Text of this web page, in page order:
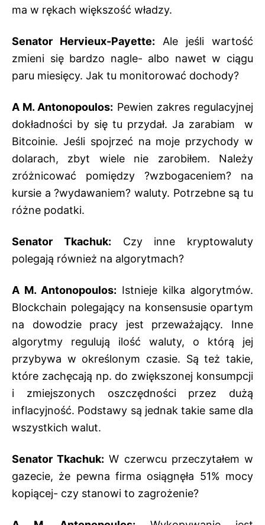
ma w rękach większość władzy.
Senator Hervieux-Payette: Ale jeśli wartość
zmieni się bardzo nagle- albo nawet w ciągu
paru miesięcy. Jak tu monitorować dochody?
A M. Antonopoulos: Pewien zakres regulacyjnej
dokładności by się tu przydał. Ja zarabiam w
Bitcoinie. Jeśli spojrzeć na moje przychody w
dolarach, zbyt wiele nie zarobiłem. Należy
zróżnicować pomiędzy ?wzbogaceniem? na
kursie a ?wydawaniem? waluty. Potrzebne są tu
różne podatki.
Senator Tkachuk: Czy inne kryptowaluty
polegają również na algorytmach?
A M. Antonopoulos: Istnieje kilka algorytmów.
Blockchain polegający na konsensusie opartym
na dowodzie pracy jest przeważający. Inne
algorytmy regulują ilość waluty, o którą jej
przybywa w określonym czasie. Są też takie,
które zachęcają np. do zwiększonej konsumpcji
i zmiejszonych oszczędności przez dużą
inflacyjność. Podstawy są jednak takie same dla
wszystkich walut.
Senator Tkachuk: W czerwcu przeczytałem w
gazecie, że pewna firma osiągnęła 51% mocy
kopiącej- czy stanowi to zagrożenie?